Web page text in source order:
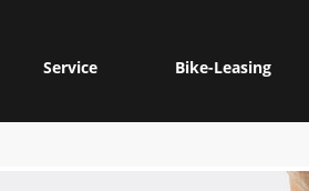
Service Bike-Leasing